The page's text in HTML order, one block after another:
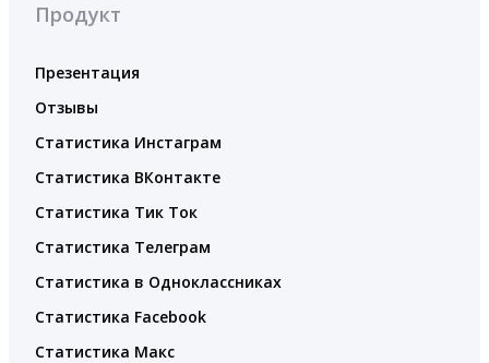
Продукт
Презентация
Отзывы
Статистика Инстаграм
Статистика ВКонтакте
Статистика Тик Ток
Статистика Телеграм
Статистика в Одноклассниках
Статистика Facebook
Статистика Макс